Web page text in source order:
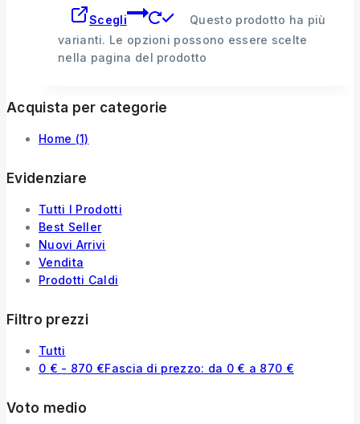
Scegli
Questo prodotto ha più
varianti. Le opzioni possono essere scelte
nella pagina del prodotto
Acquista per categorie
Home (1)
Evidenziare
Tutti I Prodotti
Best Seller
Nuovi Arrivi
Vendita
Prodotti Caldi
Filtro prezzi
Tutti
0 € - 870 €Fascia di prezzo: da 0 € a 870 €
Voto medio